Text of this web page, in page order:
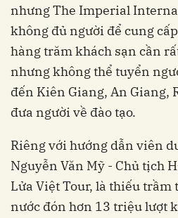
nhưng The Imperial
không đủ người để cung
hàng trăm khách sạn cần
nhưng không thể tuyển
đến Kiên Giang, An Giang,
đưa người về đào tạo.
Riêng với hướng dẫn viên
Nguyễn Văn Mỹ - Chủ tịch
Lửa Việt Tour, là thiếu trầm
nước đón hơn 13 triệu lượt